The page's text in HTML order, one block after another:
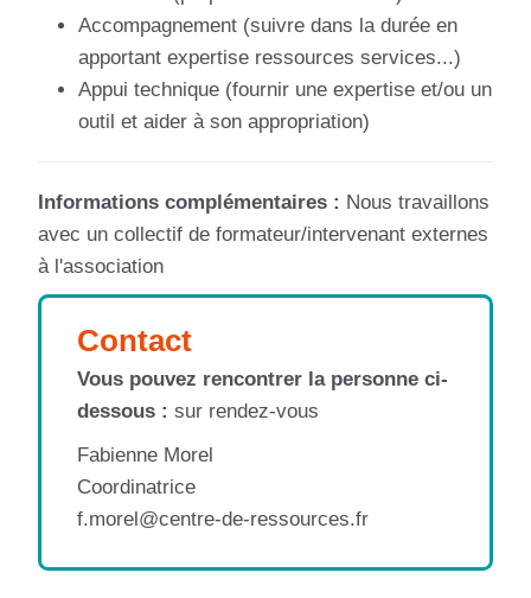
Accompagnement (suivre dans la durée en
apportant expertise ressources services...)
Appui technique (fournir une expertise et/ou un
outil et aider à son appropriation)
Informations complémentaires : Nous travaillons
avec un collectif de formateur/intervenant externes
à l'association
Contact
Vous pouvez rencontrer la personne ci-
dessous : sur rendez-vous
Fabienne Morel
Coordinatrice
f.morel@centre-de-ressources.fr